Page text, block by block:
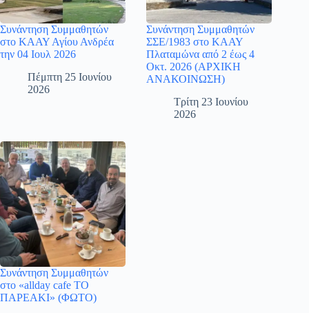
Συνάντηση Συμμαθητών
στο ΚΑΑΥ Αγίου Ανδρέα
την 04 Ιουλ 2026
Πέμπτη 25 Ιουνίου
2026
Συνάντηση Συμμαθητών
ΣΣΕ/1983 στο ΚΑΑΥ
Πλαταμώνα από 2 έως 4
Οκτ. 2026 (ΑΡΧΙΚΗ
ΑΝΑΚΟΙΝΩΣΗ)
Τρίτη 23 Ιουνίου
2026
Συνάντηση Συμμαθητών
στο «allday cafe ΤΟ
ΠΑΡΕΑΚΙ» (ΦΩΤΟ)